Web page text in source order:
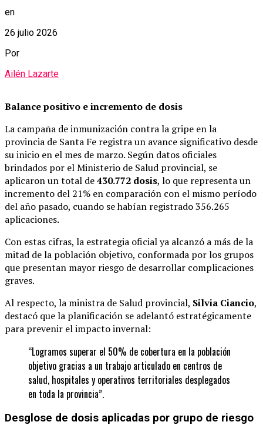
en
26 julio 2026
Por
Ailén Lazarte
Balance positivo e incremento de dosis
La campaña de inmunización contra la gripe en la
provincia de Santa Fe registra un avance significativo desde
su inicio en el mes de marzo. Según datos oficiales
brindados por el Ministerio de Salud provincial, se
aplicaron un total de430.772 dosis, lo que representa un
incremento del 21% en comparación con el mismo período
del año pasado, cuando se habían registrado 356.265
aplicaciones.
Con estas cifras, la estrategia oficial ya alcanzó a más de la
mitad de la población objetivo, conformada por los grupos
que presentan mayor riesgo de desarrollar complicaciones
graves.
Al respecto, la ministra de Salud provincial, Silvia Ciancio,
destacó que la planificación se adelantó estratégicamente
para prevenir el impacto invernal:
“Logramos superar el 50% de cobertura en la población
objetivo gracias a un trabajo articulado en centros de
salud, hospitales y operativos territoriales desplegados
en toda la provincia”.
Desglose de dosis aplicadas por grupo de riesgo